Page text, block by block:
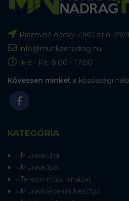
Pracovné odevy ZIKO s.r.o.
info@munkasnadrag.hu
Hé - Pé: 8:00 - 17:00
Kövessen minket a közösségi
KATEGÓRIA
Munkaruha
Munkacipő
Terepmintás ruházat
Munkavédelmi kesztyű